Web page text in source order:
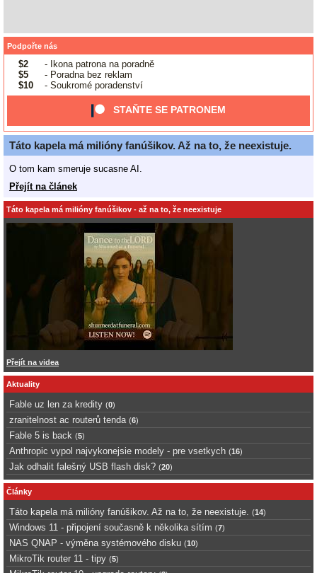
Podpořte nás
$2
- Ikona patrona na poradně
$5
- Poradna bez reklam
$10
- Soukromé poradenství
STAŇTE SE PATRONEM
Táto kapela má milióny fanúšikov. Až na to, že neexistuje.
O tom kam smeruje sucasne AI.
Přejít na článek
Táto kapela má milióny fanúšikov - až na to, že neexistuje
Přejít na videa
Aktuality
Fable uz len za kredity (0)
zranitelnost ac routerů tenda (6)
Fable 5 is back (5)
Anthropic vypol najvykonejsie modely - pre vsetkych (16)
Jak odhalit falešný USB flash disk? (20)
Články
Táto kapela má milióny fanúšikov. Až na to, že neexistuje. (14)
Windows 11 - připojení současně k několika sítím (7)
NAS QNAP - výměna systémového disku (10)
MikroTik router 11 - tipy (5)